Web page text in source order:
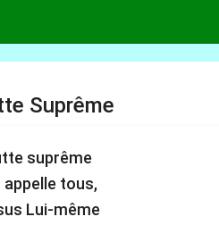
Suprême
suprême
appelle tous,
Lui-même